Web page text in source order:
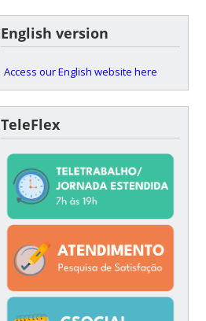
English version
Access our English website here
TeleFlex